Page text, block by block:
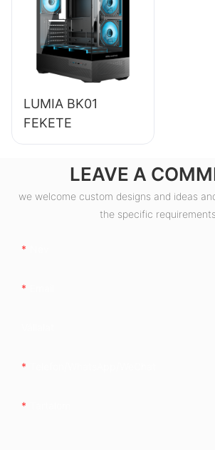
tápegység,
ESB550W
LUMIA BK01
FEKETE
LEAVE A
we welcome custom designs and ideas
the specific requirements.